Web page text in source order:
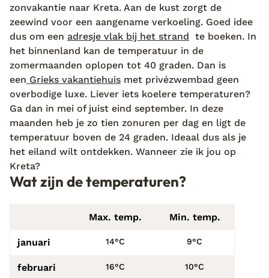
zonvakantie naar Kreta. Aan de kust zorgt de
zeewind voor een aangename verkoeling. Goed idee
dus om een adresje vlak bij het strand te boeken. In
het binnenland kan de temperatuur in de
zomermaanden oplopen tot 40 graden. Dan is
een Grieks vakantiehuis met privézwembad geen
overbodige luxe. Liever iets koelere temperaturen?
Ga dan in mei of juist eind september. In deze
maanden heb je zo tien zonuren per dag en ligt de
temperatuur boven de 24 graden. Ideaal dus als je
het eiland wilt ontdekken. Wanneer zie ik jou op
Kreta?
Wat zijn de temperaturen?
Max. temp. Min. temp.
januari 14°C 9°C
februari 16°C 10°C